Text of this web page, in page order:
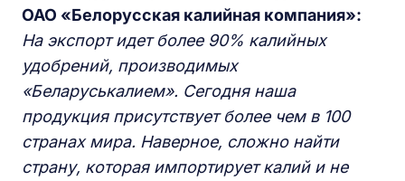
ОАО «Белорусская калийная компания»:
На экспорт идет более 90% калийных
удобрений, производимых
«Беларуськалием». Сегодня наша
продукция присутствует более чем в 100
странах мира. Наверное, сложно найти
страну, которая импортирует калий и не